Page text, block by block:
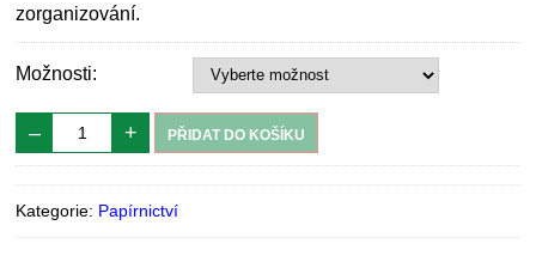
zorganizování.
Možnosti:
– + PŘIDAT DO KOŠÍKU
Kategorie: Papírnictví